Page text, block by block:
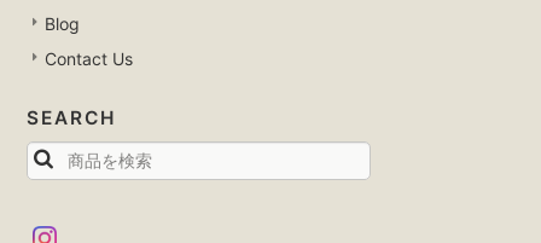
Blog
Contact Us
SEARCH